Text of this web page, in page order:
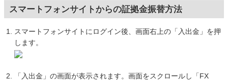
スマートフォンサイトからの証拠金振替方法
スマートフォンサイトにログイン後、画面右上の「入出金」を押
します。
「入出金」の画面が表示されます。画面をスクロールし「FX